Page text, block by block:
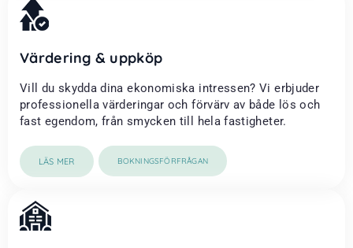
Värdering & uppköp
Vill du skydda dina ekonomiska intressen? Vi erbjuder
professionella värderingar och förvärv av både lös och
fast egendom, från smycken till hela fastigheter.
LÄS MER BOKNINGSFÖRFRÅGAN